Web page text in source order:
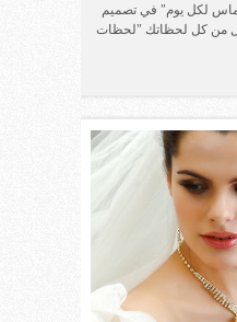
لكل يوم" في تصميم
من كل لحظاتك "لحظات